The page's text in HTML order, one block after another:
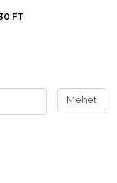
FT
Mehet